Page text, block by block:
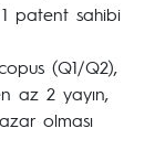
patent sahibi
(Q1/Q2),
az 2 yayın,
olması